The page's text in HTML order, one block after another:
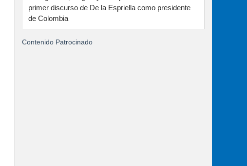
primer discurso de De la Espriella como presidente
de Colombia
Contenido Patrocinado